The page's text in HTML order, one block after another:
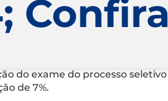
Confira
do exame do processo
de 7%.